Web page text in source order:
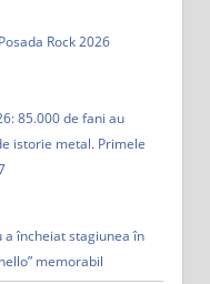
Rock 2026
85.000 de fani au
istorie metal. Primele
a încheiat stagiunea în
memorabil